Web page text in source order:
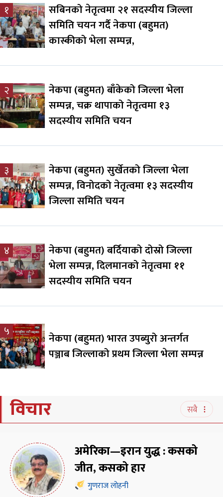
१
सबिनको नेतृत्वमा २१ सदस्यीय जिल्ला
समिति चयन गर्दै नेकपा (बहुमत)
कास्कीको भेला सम्पन्न,
२
नेकपा (बहुमत) बाँकेको जिल्ला भेला
सम्पन्न, चक्र थापाको नेतृत्वमा १३
सदस्यीय समिति चयन
३
नेकपा (बहुमत) सुर्खेतको जिल्ला भेला
सम्पन्न, विनोदको नेतृत्वमा १३ सदस्यीय
जिल्ला समिति चयन
४
नेकपा (बहुमत) बर्दियाको दोस्रो जिल्ला
भेला सम्पन्न, दिलमानको नेतृत्वमा ११
सदस्यीय समिति चयन
५
नेकपा (बहुमत) भारत उपब्युरो अन्तर्गत
पञ्जाब जिल्लाको प्रथम जिल्ला भेला सम्पन्न
विचार सबै
अमेरिका—इरान युद्ध : कसको
जीत, कसको हार
गुणराज लोहनी